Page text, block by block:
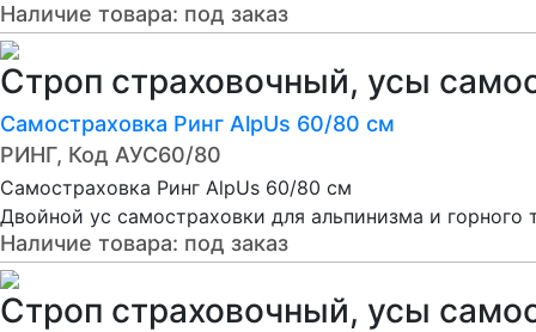
Наличие товара: под заказ
Строп страховочный, усы
Самостраховка Ринг AlpUs 60/80 см
РИНГ, Код АУС60/80
Самостраховка Ринг AlpUs 60/80 см
Двойной ус самостраховки для альпинизма и горного
Наличие товара: под заказ
Строп страховочный, усы